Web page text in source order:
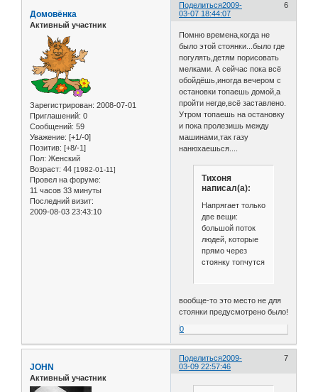
Поделиться 6
2009-
03-07 18:44:07
Домовёнка
Активный участник
Зарегистрирован: 2008-07-01
Приглашений: 0
Сообщений: 59
Уважение: [+1/-0]
Позитив: [+8/-1]
Пол: Женский
Возраст: 44 [1982-01-11]
Провел на форуме:
11 часов 33 минуты
Последний визит:
2009-08-03 23:43:10
Помню времена,когда не
было этой стоянки...было где
погулять,детям порисовать
мелками. А сейчас пока всё
обойдёшь,иногда вечером с
остановки топаешь домой,а
пройти негде,всё заставлено.
Утром топаешь на остановку
и пока пролезишь между
машинами,так газу
нанюхаешься....
Тихоня
написал(а):
Напрягает только
две вещи:
большой поток
людей, которые
прямо через
стоянку топчутся
вообще-то это место не для
стоянки предусмотрено было!
0
Поделиться 7
2009-
03-09 22:57:46
JOHN
Активный участник